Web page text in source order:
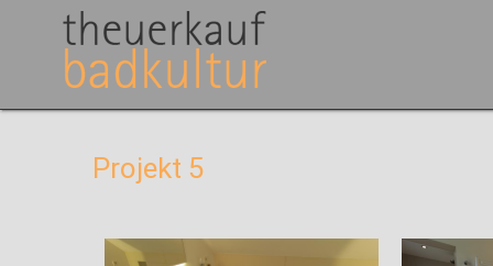
Direkt zum Inhalt
Projekt 5